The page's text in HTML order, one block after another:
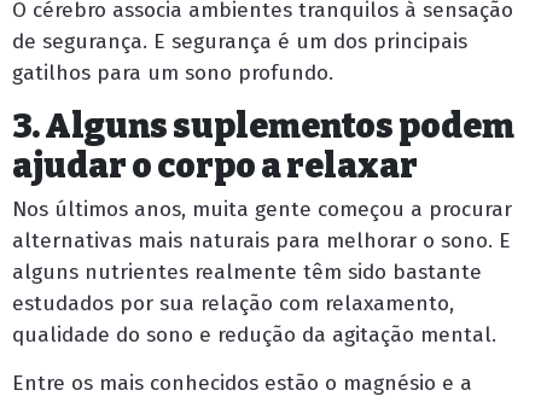
O cérebro associa ambientes tranquilos à sensação
de segurança. E segurança é um dos principais
gatilhos para um sono profundo.
3. Alguns suplementos podem
ajudar o corpo a relaxar
Nos últimos anos, muita gente começou a procurar
alternativas mais naturais para melhorar o sono. E
alguns nutrientes realmente têm sido bastante
estudados por sua relação com relaxamento,
qualidade do sono e redução da agitação mental.
Entre os mais conhecidos estão o magnésio e a